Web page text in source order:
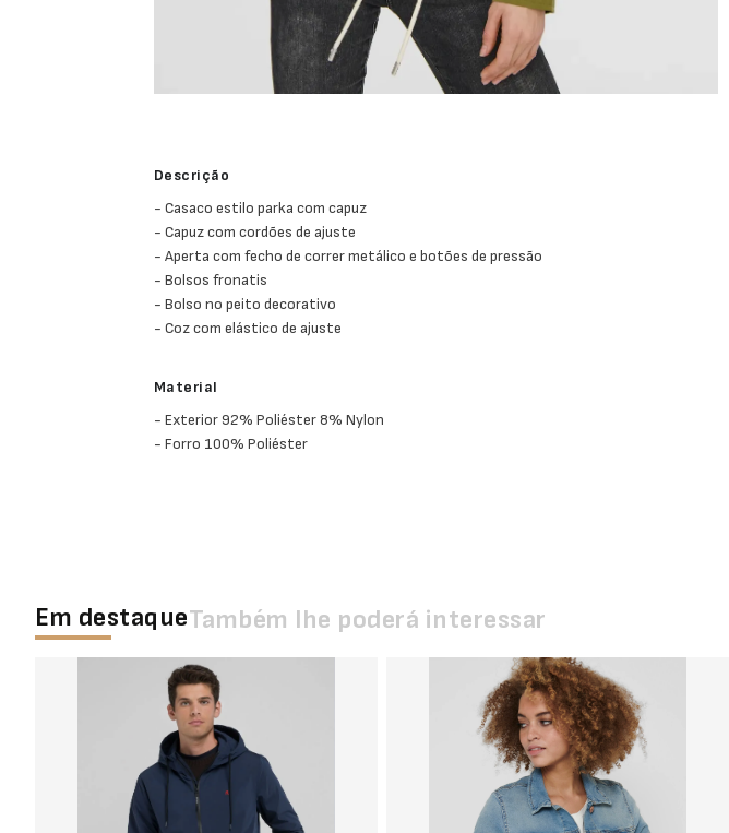
Descrição
- Casaco estilo parka com capuz
- Capuz com cordões de ajuste
- Aperta com fecho de correr metálico e botões de pressão
- Bolsos fronatis
- Bolso no peito decorativo
- Coz com elástico de ajuste
Material
- Exterior 92% Poliéster 8% Nylon
- Forro 100% Poliéster
Em destaqueTambém lhe poderá interessar